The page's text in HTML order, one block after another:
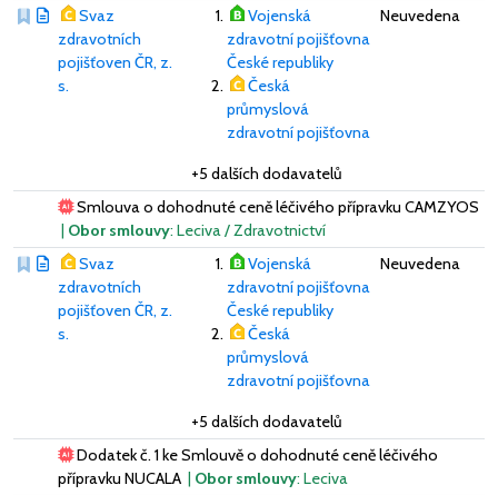
Svaz
zdravotních
pojišťoven ČR, z.
s.
Vojenská
zdravotní pojišťovna
České republiky
Česká
průmyslová
zdravotní pojišťovna
+5 dalších dodavatelů
Neuvedena
Smlouva o dohodnuté ceně léčivého přípravku CAMZYOS
| Obor smlouvy: Leciva / Zdravotnictví
Svaz
zdravotních
pojišťoven ČR, z.
s.
Vojenská
zdravotní pojišťovna
České republiky
Česká
průmyslová
zdravotní pojišťovna
+5 dalších dodavatelů
Neuvedena
Dodatek č. 1 ke Smlouvě o dohodnuté ceně léčivého
přípravku NUCALA | Obor smlouvy: Leciva